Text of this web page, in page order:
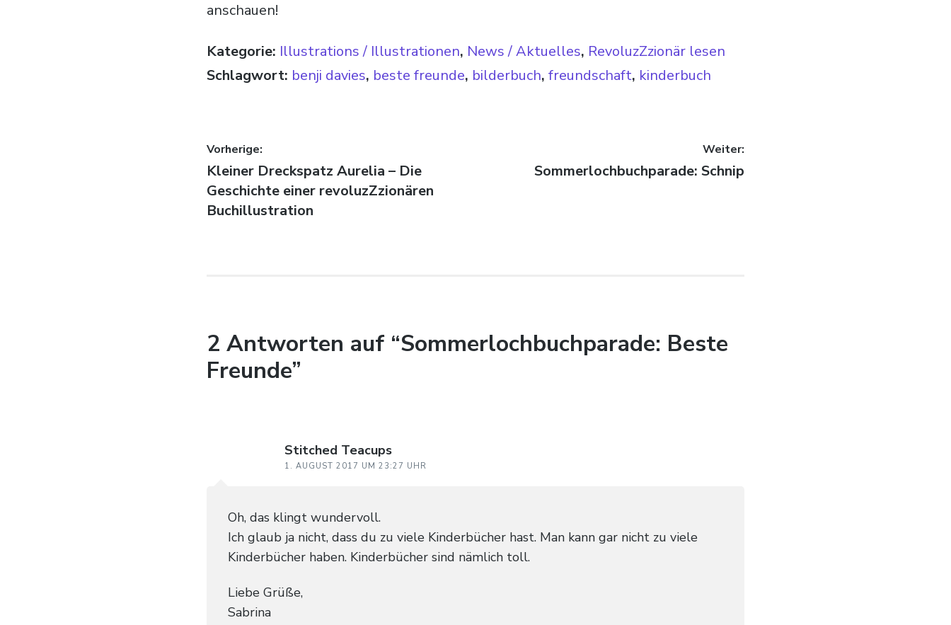
anschauen!
Kategorie: Illustrations / Illustrationen, News / Aktuelles, RevoluzZzionär lesen
Schlagwort: benji davies, beste freunde, bilderbuch,freundschaft, kinderbuch
Beitragsnavigation
Vorherige:
Vorheriger Beitrag:
Kleiner Dreckspatz Aurelia – Die
Geschichte einer revoluzZzionären
Buchillustration
Weiter:
Nächster Beitrag:
Sommerlochbuchparade: Schnip
2 Antworten auf “Sommerlochbuchparade: Beste
Freunde”
Stitched Teacups
1. AUGUST 2017 UM 23:27 UHR
Oh, das klingt wundervoll.
Ich glaub ja nicht, dass du zu viele Kinderbücher hast. Man kann gar nicht zu viele
Kinderbücher haben. Kinderbücher sind nämlich toll.
Liebe Grüße,
Sabrina